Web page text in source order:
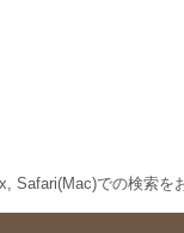
Safari(Mac)での検索を